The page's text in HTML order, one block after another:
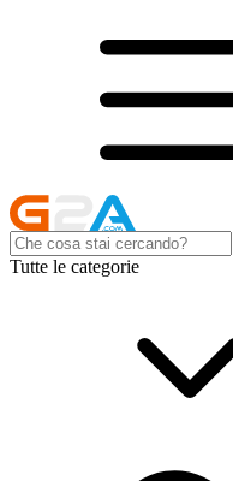
Tutte le categorie